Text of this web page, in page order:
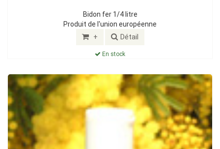
Bidon fer 1/4 litre
Produit de l'union européenne
+ Détail
En stock